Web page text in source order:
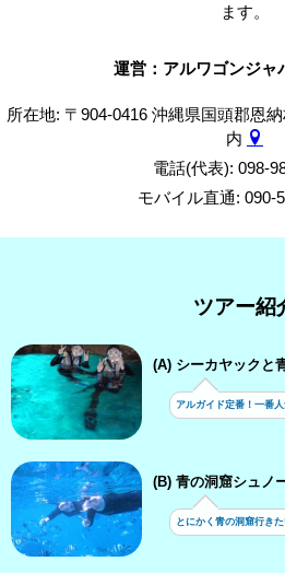
ます。
運営：アルワゴンジャ
所在地: 〒904-0416 沖縄県国頭郡恩
内
電話(代表): 098-
モバイル直通: 090-
ツアー紹
(A) シーカヤックと
アルガイド定番！一番
(B) 青の洞窟シュノ
とにかく青の洞窟行きた